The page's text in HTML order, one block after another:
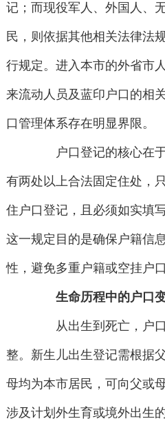
记；而现役军人、外国人、
民，则依据其他相关法律法
行规定。进入本市的外省市
来流动人员及蓝印户口的相
口管理体系存在明显界限。
户口登记的核心在
有两处以上合法固定住处，
住户口登记，且必须如实填
这一规定目的是确保户籍信
性，避免多重户籍或空挂户口
生命历程中的户口
从出生到死亡，户口
整。新生儿出生登记需根据
母均为本市居民，可向父或
涉及计划外生育或境外出生